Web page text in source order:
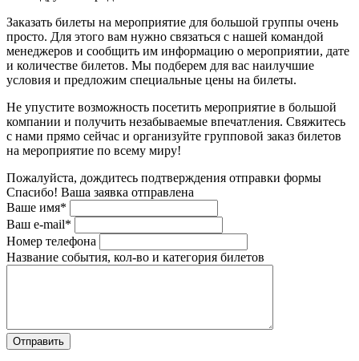
Заказать билеты на мероприятие для большой группы очень
просто. Для этого вам нужно связаться с нашей командой
менеджеров и сообщить им информацию о мероприятии, дате
и количестве билетов. Мы подберем для вас наилучшие
условия и предложим специальные цены на билеты.
Не упустите возможность посетить мероприятие в большой
компании и получить незабываемые впечатления. Свяжитесь
с нами прямо сейчас и организуйте групповой заказ билетов
на мероприятие по всему миру!
Пожалуйста, дождитесь подтверждения отправки формы
Спасибо! Ваша заявка отправлена
Ваше имя*
Ваш e-mail*
Номер телефона
Название события, кол-во и категория билетов